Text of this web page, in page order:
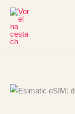
Preskočiť
obsah